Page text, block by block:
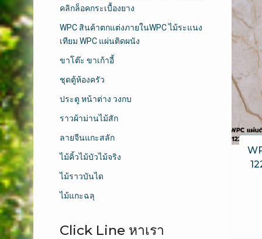
คลิกล็อคกระเบื้องยาง
WPC สินค้าตกแต่งภายในWPC ไม้ระแนง
เทียม WPC แผ่นติดผนัง
ขาโต๊ะ ขาเก้าอี้
ชุดตู้ห้องครัว
ประตู หน้าต่าง วงกบ
ราวผ้าม่านไม้สัก
ลายจีนแกะสลัก
ไม้คิ้วไม้บัวไม้จริง
ไม้ราวบันได
ไม้แกะฉลุ
Click Line หาเรา